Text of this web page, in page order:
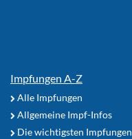
Impfungen A-Z
Alle Impfungen
Allgemeine Impf-Infos
Die wichtigsten Impfungen